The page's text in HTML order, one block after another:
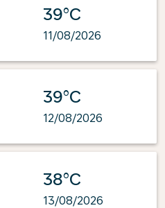
39°C
11/08/2026
39°C
12/08/2026
38°C
13/08/2026